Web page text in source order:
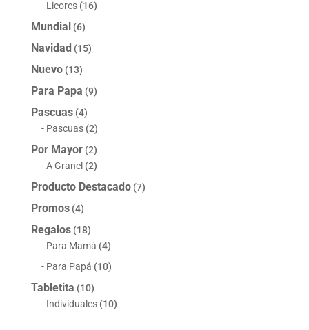
Licores (16)
Mundial (6)
Navidad (15)
Nuevo (13)
Para Papa (9)
Pascuas (4)
Pascuas (2)
Por Mayor (2)
A Granel (2)
Producto Destacado (7)
Promos (4)
Regalos (18)
Para Mamá (4)
Para Papá (10)
Tabletita (10)
Individuales (10)